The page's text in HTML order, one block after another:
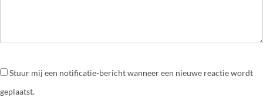
Stuur mij een notificatie-bericht wanneer een nieuwe reactie wordt
geplaatst.